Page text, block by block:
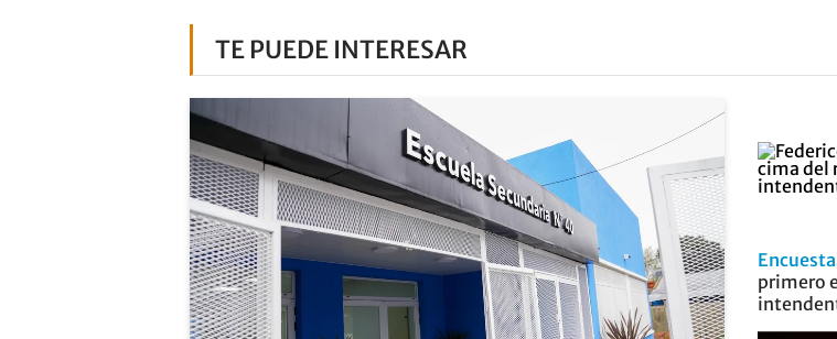
TE PUEDE INTERESAR
Encuesta
primero